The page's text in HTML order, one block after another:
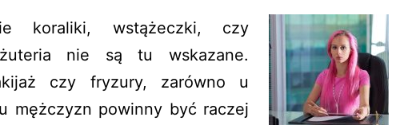
koraliki, wstążeczki, czy
nie są tu wskazane.
czy fryzury, zarówno u
mężczyzn powinny być raczej